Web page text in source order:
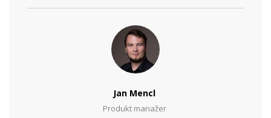
Jan Mencl
Produkt manažer